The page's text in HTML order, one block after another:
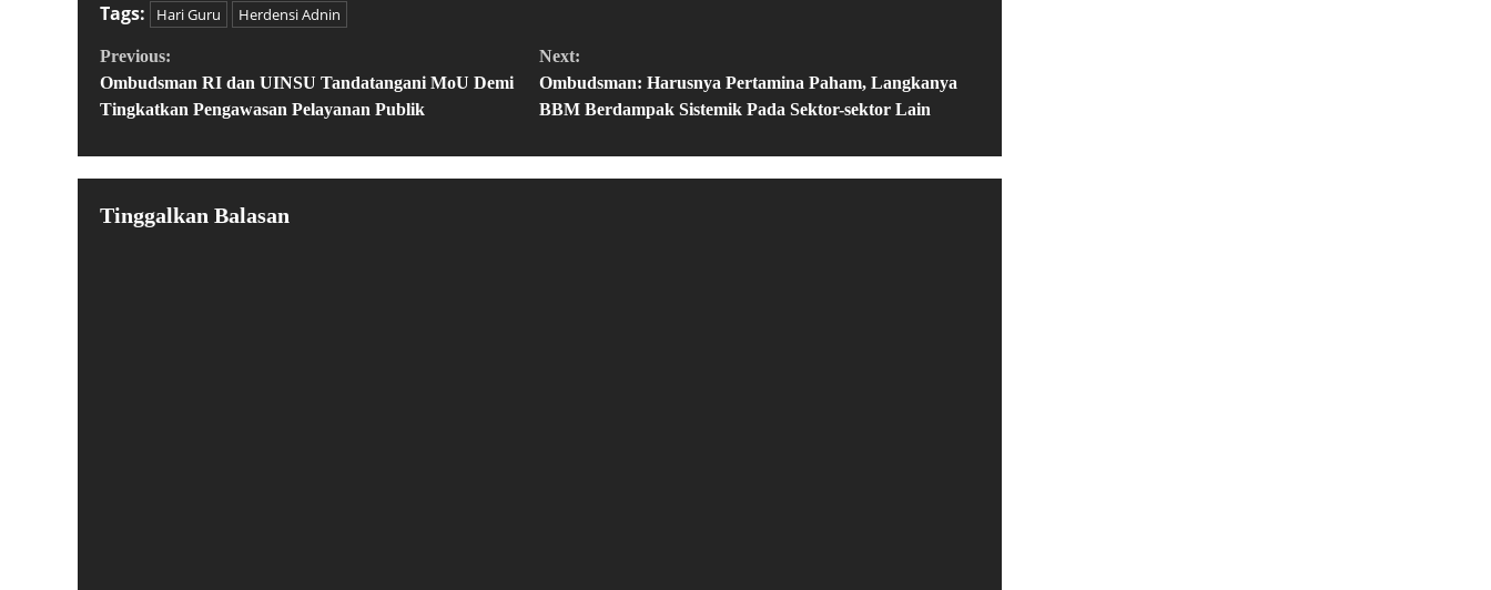
Tags: Hari Guru Herdensi Adnin
Previous:
Ombudsman RI dan UINSU Tandatangani MoU Demi
Tingkatkan Pengawasan Pelayanan Publik
Next:
Ombudsman: Harusnya Pertamina Paham, Langkanya
BBM Berdampak Sistemik Pada Sektor-sektor Lain
Tinggalkan Balasan